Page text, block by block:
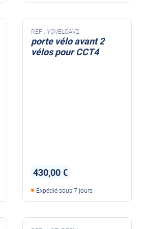
REF : YOVELOAV2
porte vélo avant 2
vélos pour CCT4
430,00 €
Expédié sous 7 jours